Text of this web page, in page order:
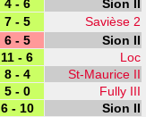
4 - 6
Sion II
7 - 5
Savièse 2
6 - 5
Sion II
11 - 6
Loc
8 - 4
St-Maurice II
5 - 0
Fully III
6 - 10
Sion II